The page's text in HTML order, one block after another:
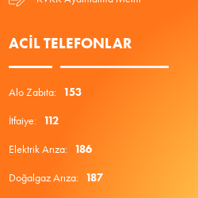
ACIL TELEFONLAR
Alo Zabıta: 153
İtfaiye: 112
Elektrik Arıza: 186
Doğalgaz Arıza: 187